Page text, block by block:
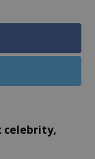
celebrity,